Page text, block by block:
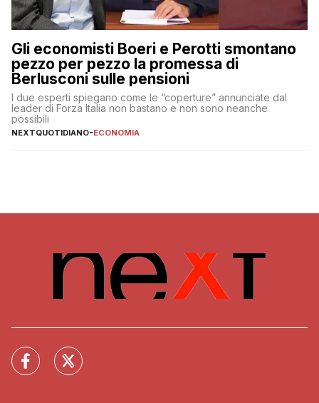
Gli economisti Boeri e Perotti smontano
pezzo per pezzo la promessa di
Berlusconi sulle pensioni
I due esperti spiegano come le “coperture” annunciate dal
leader di Forza Italia non bastano e non sono neanche
possibili
NEXTQUOTIDIANO-ECONOMIA